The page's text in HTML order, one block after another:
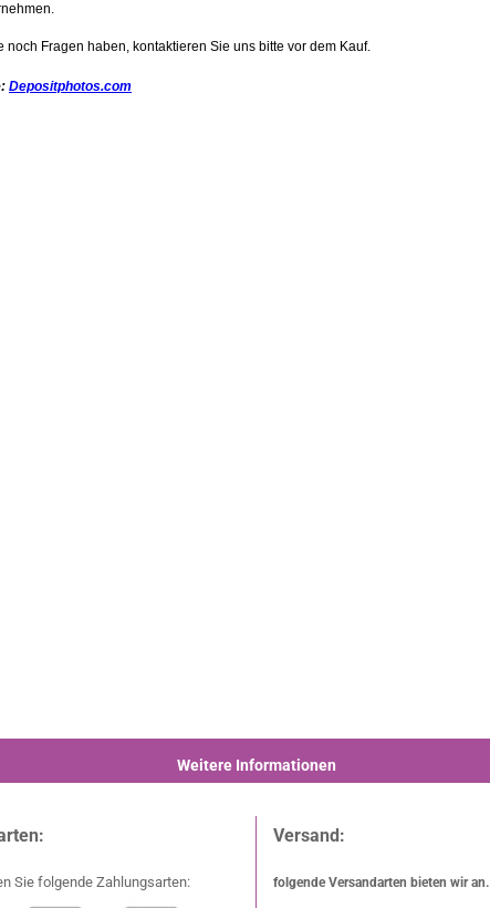
Weitere Informationen
Sie folgende Zahlungsarten:
Versand:
folgende Versandarten bieten wir an.